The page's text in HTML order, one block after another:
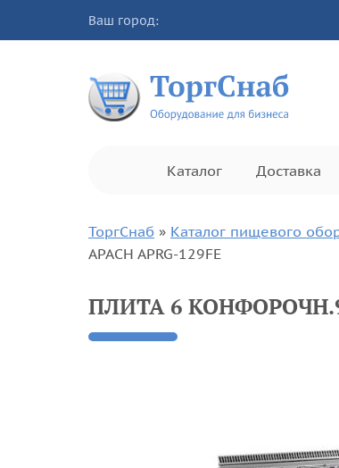
Ваш город:
Каталог Доставка
ТоргСнаб » Каталог пищевого
APACH APRG-129FE
ПЛИТА 6